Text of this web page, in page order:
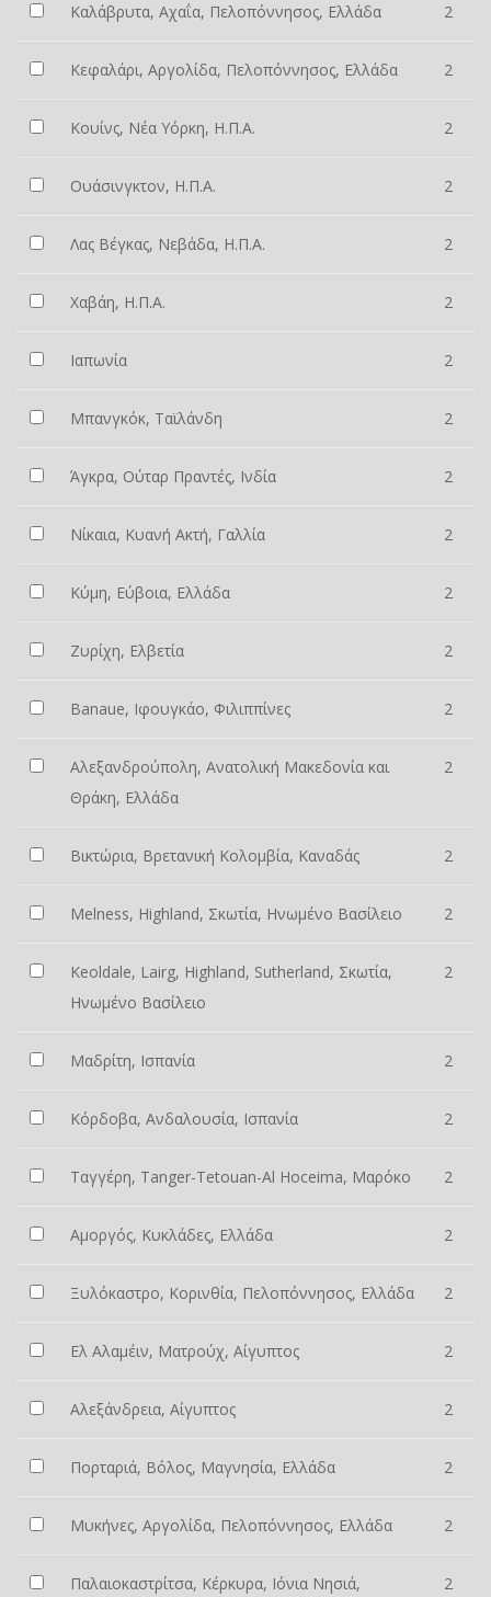
Καλάβρυτα, Αχαΐα, Πελοπόννησος, Ελλάδα 2
Κεφαλάρι, Αργολίδα, Πελοπόννησος, Ελλάδα 2
Κουίνς, Νέα Υόρκη, Η.Π.Α. 2
Ουάσινγκτον, Η.Π.Α. 2
Λας Βέγκας, Νεβάδα, Η.Π.Α. 2
Χαβάη, Η.Π.Α. 2
Ιαπωνία 2
Μπανγκόκ, Ταϊλάνδη 2
Άγκρα, Ούταρ Πραντές, Ινδία 2
Νίκαια, Κυανή Ακτή, Γαλλία 2
Κύμη, Εύβοια, Ελλάδα 2
Ζυρίχη, Ελβετία 2
Banaue, Ιφουγκάο, Φιλιππίνες 2
Αλεξανδρούπολη, Ανατολική Μακεδονία και
Θράκη, Ελλάδα
2
Βικτώρια, Βρετανική Κολομβία, Καναδάς 2
Melness, Highland, Σκωτία, Ηνωμένο Βασίλειο 2
Keoldale, Lairg, Highland, Sutherland, Σκωτία,
Ηνωμένο Βασίλειο
2
Μαδρίτη, Ισπανία 2
Κόρδοβα, Ανδαλουσία, Ισπανία 2
Ταγγέρη, Tanger-Tetouan-Al Hoceima, Μαρόκο 2
Αμοργός, Κυκλάδες, Ελλάδα 2
Ξυλόκαστρο, Κορινθία, Πελοπόννησος, Ελλάδα 2
Ελ Αλαμέιν, Ματρούχ, Αίγυπτος 2
Αλεξάνδρεια, Αίγυπτος 2
Πορταριά, Βόλος, Μαγνησία, Ελλάδα 2
Μυκήνες, Αργολίδα, Πελοπόννησος, Ελλάδα 2
Παλαιοκαστρίτσα, Κέρκυρα, Ιόνια Νησιά, 2